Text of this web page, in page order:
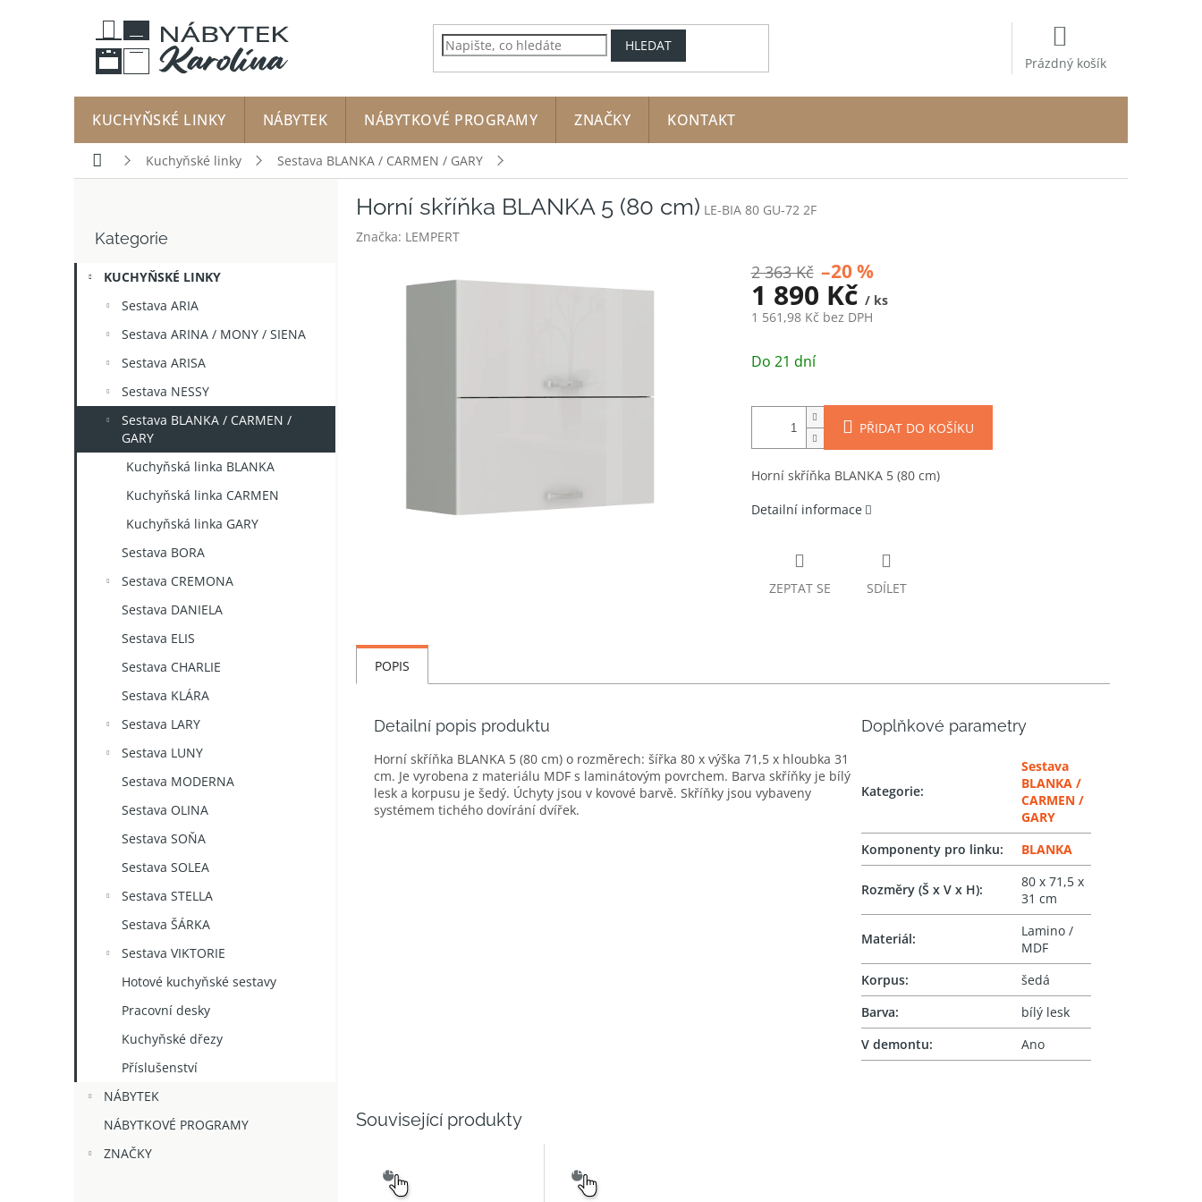
HLEDAT
KOŠÍK
Prázdný košík
KUCHYŇSKÉ LINKY NÁBYTEK NÁBYTKOVÉ PROGRAMY ZNAČKY KONTAKT
Domů Kuchyňské linky Sestava BLANKA / CARMEN / GARY
r
n
kategorie
Kategorie
KUCHYŇSKÉ LINKY
Sestava ARIA
Sestava ARINA / MONY / SIENA
Sestava ARISA
Sestava NESSY
Sestava BLANKA / CARMEN /
GARY
Kuchyňská linka BLANKA
Kuchyňská linka CARMEN
Kuchyňská linka GARY
Sestava BORA
Sestava CREMONA
Sestava DANIELA
Sestava ELIS
Sestava CHARLIE
Sestava KLÁRA
Sestava LARY
Sestava LUNY
Sestava MODERNA
Sestava OLINA
Sestava SOŇA
Sestava SOLEA
Sestava STELLA
Sestava ŠÁRKA
Sestava VIKTORIE
Hotové kuchyňské sestavy
Pracovní desky
Kuchyňské dřezy
Příslušenství
NÁBYTEK
NÁBYTKOVÉ PROGRAMY
ZNAČKY
Horní skříňka BLANKA 5 (80 cm) LE-BIA 80 GU-72 2F
Značka: LEMPERT
2 363 Kč –20 %
1 890 Kč / ks
1 561,98 Kč bez DPH
cena:
Do 21 dní
PŘIDAT DO KOŠÍKU
Horní skříňka BLANKA 5 (80 cm)
Detailní informace
ZEPTAT SE SDÍLET
Související produkty
VÝBĚR VÝBĚR
POPIS
Detailní popis produktu
Horní skříňka BLANKA 5 (80 cm) o rozměrech: šířka 80 x výška 71,5 x hloubka 31
cm. Je vyrobena z materiálu MDF s laminátovým povrchem. Barva skříňky je bílý
lesk a korpusu je šedý. Úchyty jsou v kovové barvě. Skříňky jsou vybaveny
systémem tichého dovírání dvířek.
Doplňkové parametry
Kategorie:
Sestava
BLANKA /
CARMEN /
GARY
Komponenty pro linku: BLANKA
Rozměry (Š x V x H):
80 x 71,5 x
31 cm
Materiál:
Lamino /
MDF
Korpus:
šedá
Barva:
bílý lesk
V demontu: Ano